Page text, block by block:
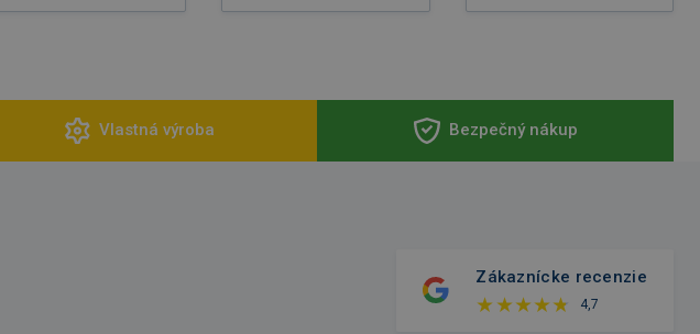
Vlastná výroba Bezpečný nákup
Zákaznícke recenzie
4,7